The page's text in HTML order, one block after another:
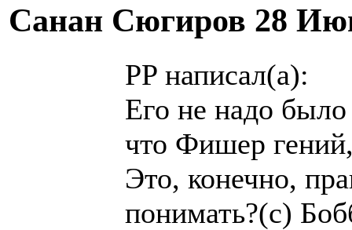
Санан Сюгиров 28
PP написал(а):
Его не надо
что Фишер
Это, конечно,
понимать?(c)